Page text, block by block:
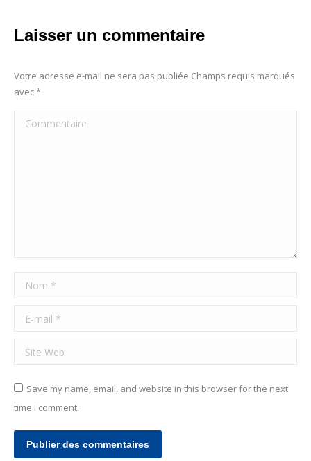
Laisser un commentaire
Votre adresse e-mail ne sera pas publiée Champs requis marqués
avec*
Commentaire
Nom *
E-mail *
Site Web
Save my name, email, and website in this browser for the next
time I comment.
Publier des commentaires